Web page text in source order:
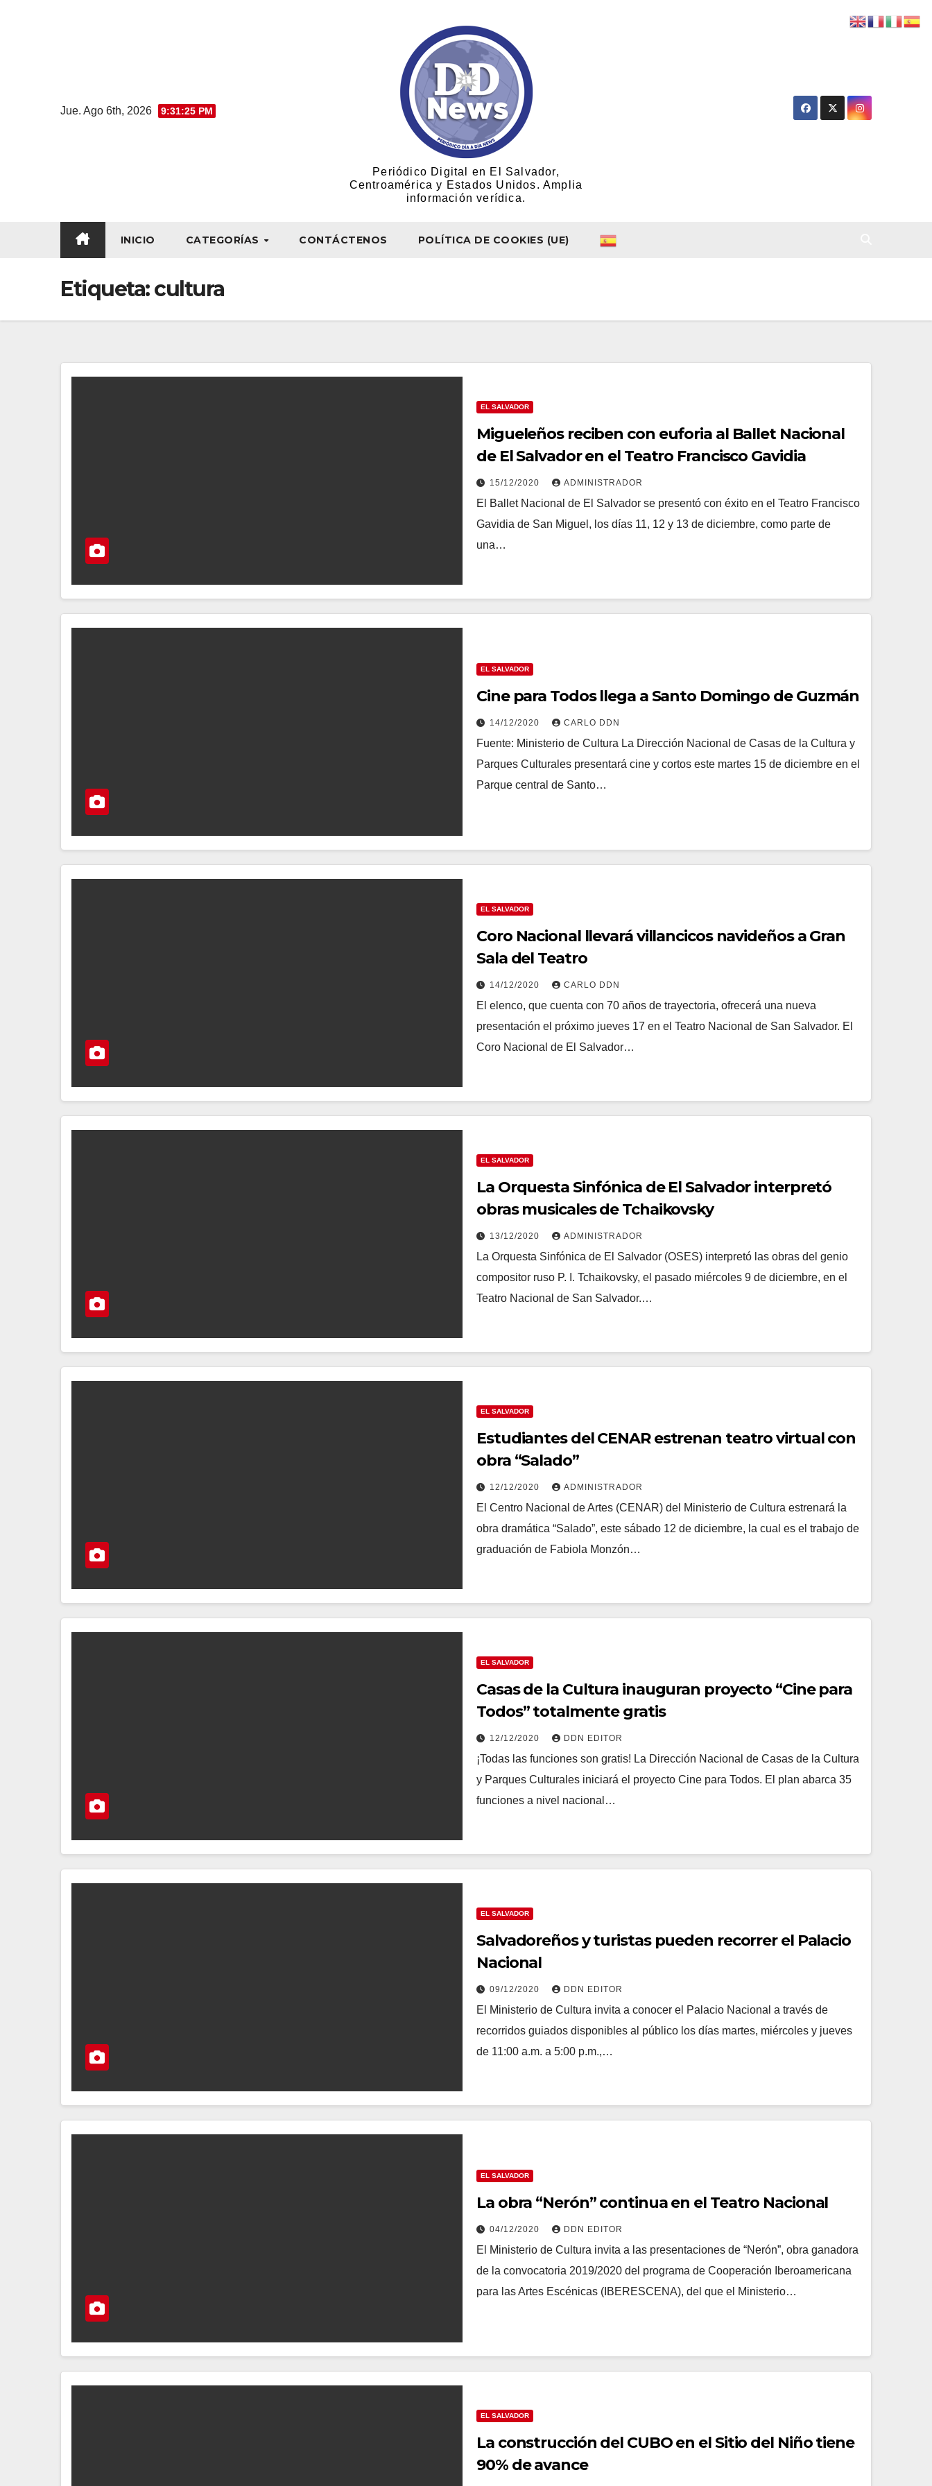
Jue. Ago 6th, 2026 9:31:25 PM
Periódico Digital en El Salvador,
Centroamérica y Estados Unidos. Amplia
información verídica.
INICIO CATEGORÍAS CONTÁCTENOS POLÍTICA DE COOKIES (UE)
Etiqueta:cultura
EL SALVADOR
Migueleños reciben con euforia al Ballet Nacional
de El Salvador en el Teatro Francisco Gavidia
15/12/2020 ADMINISTRADOR
El Ballet Nacional de El Salvador se presentó con éxito en el Teatro Francisco
Gavidia de San Miguel, los días 11, 12 y 13 de diciembre, como parte de
una…
EL SALVADOR
Cine para Todos llega a Santo Domingo de Guzmán
14/12/2020 CARLO DDN
Fuente: Ministerio de Cultura La Dirección Nacional de Casas de la Cultura y
Parques Culturales presentará cine y cortos este martes 15 de diciembre en el
Parque central de Santo…
EL SALVADOR
Coro Nacional llevará villancicos navideños a Gran
Sala del Teatro
14/12/2020 CARLO DDN
El elenco, que cuenta con 70 años de trayectoria, ofrecerá una nueva
presentación el próximo jueves 17 en el Teatro Nacional de San Salvador. El
Coro Nacional de El Salvador…
EL SALVADOR
La Orquesta Sinfónica de El Salvador interpretó
obras musicales de Tchaikovsky
13/12/2020 ADMINISTRADOR
La Orquesta Sinfónica de El Salvador (OSES) interpretó las obras del genio
compositor ruso P. I. Tchaikovsky, el pasado miércoles 9 de diciembre, en el
Teatro Nacional de San Salvador.…
EL SALVADOR
Estudiantes del CENAR estrenan teatro virtual con
obra “Salado”
12/12/2020 ADMINISTRADOR
El Centro Nacional de Artes (CENAR) del Ministerio de Cultura estrenará la
obra dramática “Salado”, este sábado 12 de diciembre, la cual es el trabajo de
graduación de Fabiola Monzón…
EL SALVADOR
Casas de la Cultura inauguran proyecto “Cine para
Todos” totalmente gratis
12/12/2020 DDN EDITOR
¡Todas las funciones son gratis! La Dirección Nacional de Casas de la Cultura
y Parques Culturales iniciará el proyecto Cine para Todos. El plan abarca 35
funciones a nivel nacional…
EL SALVADOR
Salvadoreños y turistas pueden recorrer el Palacio
Nacional
09/12/2020 DDN EDITOR
El Ministerio de Cultura invita a conocer el Palacio Nacional a través de
recorridos guiados disponibles al público los días martes, miércoles y jueves
de 11:00 a.m. a 5:00 p.m.,…
EL SALVADOR
La obra “Nerón” continua en el Teatro Nacional
04/12/2020 DDN EDITOR
El Ministerio de Cultura invita a las presentaciones de “Nerón”, obra ganadora
de la convocatoria 2019/2020 del programa de Cooperación Iberoamericana
para las Artes Escénicas (IBERESCENA), del que el Ministerio…
EL SALVADOR
La construcción del CUBO en el Sitio del Niño tiene
90% de avance